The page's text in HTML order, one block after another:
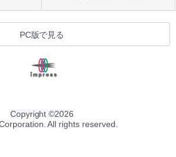
PC版で見る
Copyright ©2026
All rights reserved.